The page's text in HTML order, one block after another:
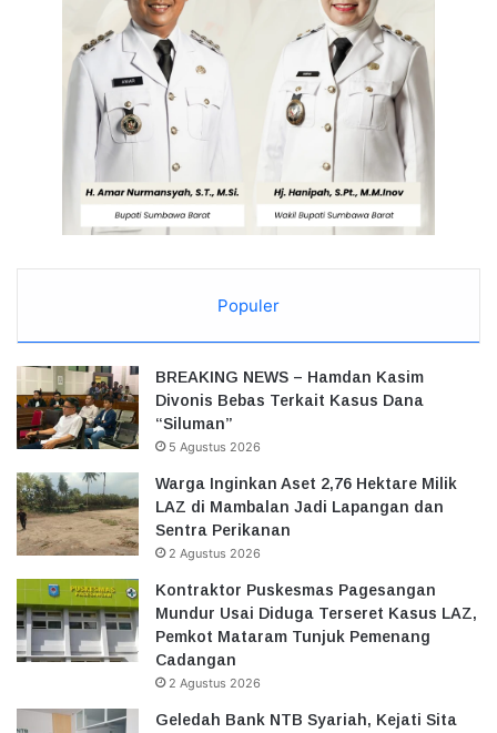
Populer
BREAKING NEWS – Hamdan Kasim
Divonis Bebas Terkait Kasus Dana
“Siluman”
5 Agustus 2026
Warga Inginkan Aset 2,76 Hektare Milik
LAZ di Mambalan Jadi Lapangan dan
Sentra Perikanan
2 Agustus 2026
Kontraktor Puskesmas Pagesangan
Mundur Usai Diduga Terseret Kasus LAZ,
Pemkot Mataram Tunjuk Pemenang
Cadangan
2 Agustus 2026
Geledah Bank NTB Syariah, Kejati Sita